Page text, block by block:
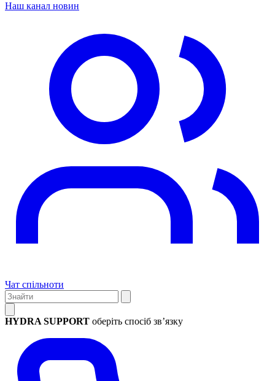
Наш канал новин
Чат спільноти
HYDRA SUPPORT оберіть спосіб зв’язку